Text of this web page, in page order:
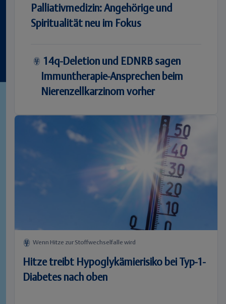
Palliativmedizin: Angehörige und
Spiritualität neu im Fokus
14q-Deletion und EDNRB sagen
Immuntherapie-Ansprechen beim
Nierenzellkarzinom vorher
Wenn Hitze zur Stoffwechselfalle wird
Hitze treibt Hypoglykämierisiko bei Typ-1-
Diabetes nach oben